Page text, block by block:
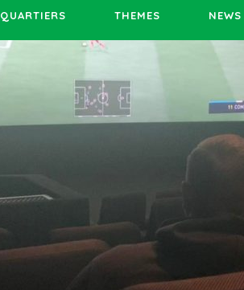
QUARTIERS THEMES NEWS